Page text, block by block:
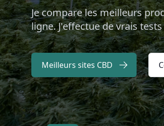
Je compare les meilleurs
ligne. J'effectue de vrais
Meilleurs sites CBD